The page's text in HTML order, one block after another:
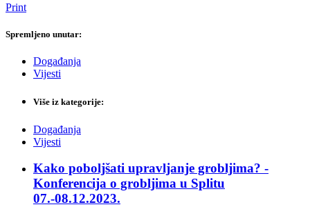
Print
Spremljeno unutar:
Događanja
Vijesti
Više iz kategorije:
Događanja
Vijesti
Kako poboljšati upravljanje grobljima? -
Konferencija o grobljima u Splitu
07.-08.12.2023.